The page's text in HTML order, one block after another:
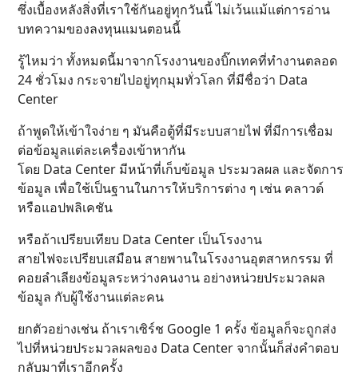
ซึ่งเบื้องหลังสิ่งที่เราใช้กันอยู่ทุกวันนี้ ไม่เว้นแม้แต่การอ่าน
บทความของลงทุนแมนตอนนี้
รู้ไหมว่า ทั้งหมดนี้มาจากโรงงานของบิ๊กเทคที่ทำงานตลอด
24 ชั่วโมง กระจายไปอยู่ทุกมุมทั่วโลก ที่มีชื่อว่า Data
Center
ถ้าพูดให้เข้าใจง่าย ๆ มันคือตู้ที่มีระบบสายไฟ ที่มีการเชื่อม
ต่อข้อมูลแต่ละเครื่องเข้าหากัน
โดย Data Center มีหน้าที่เก็บข้อมูล ประมวลผล และจัดการ
ข้อมูล เพื่อใช้เป็นฐานในการให้บริการต่าง ๆ เช่น คลาวด์
หรือแอปพลิเคชัน
หรือถ้าเปรียบเทียบ Data Center เป็นโรงงาน
สายไฟจะเปรียบเสมือน สายพานในโรงงานอุตสาหกรรม ที่
คอยลำเลียงข้อมูลระหว่างคนงาน อย่างหน่วยประมวลผล
ข้อมูล กับผู้ใช้งานแต่ละคน
ยกตัวอย่างเช่น ถ้าเราเซิร์ช Google 1 ครั้ง ข้อมูลก็จะถูกส่ง
ไปที่หน่วยประมวลผลของ Data Center จากนั้นก็ส่งคำตอบ
กลับมาที่เราอีกครั้ง